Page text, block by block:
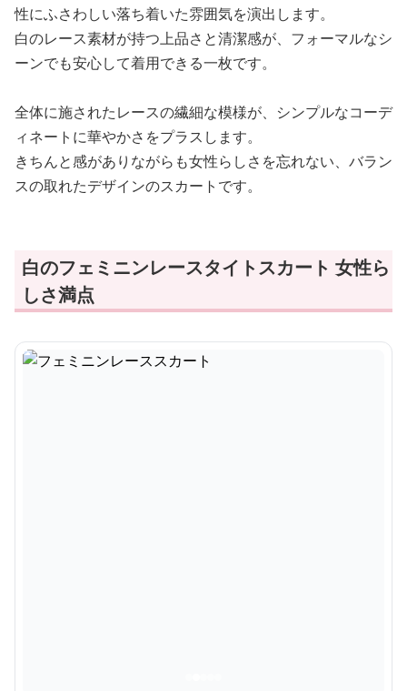
性にふさわしい落ち着いた雰囲気を演出します。
白のレース素材が持つ上品さと清潔感が、フォーマルなシ
ーンでも安心して着用できる一枚です。
全体に施されたレースの繊細な模様が、シンプルなコーデ
ィネートに華やかさをプラスします。
きちんと感がありながらも女性らしさを忘れない、バラン
スの取れたデザインのスカートです。
白のフェミニンレースタイトスカート 女性ら
しさ満点